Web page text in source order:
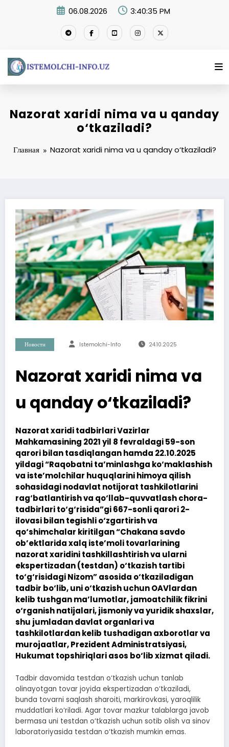
06.08.2026 3:40:36 PM
Nazorat xaridi nima va u qanday
o‘tkaziladi?
Главная Nazorat xaridi nima va u qanday o‘tkaziladi?
Новости Istemolchi-Info 24.10.2025
Nazorat xaridi nima va
u qanday o‘tkaziladi?
Nazorat xaridi tadbirlari Vazirlar
Mahkamasining 2021 yil 8 fevraldagi 59-son
qarori bilan tasdiqlangan hamda 22.10.2025
yildagi “Raqobatni ta’minlashga ko‘maklashish
va iste’molchilar huquqlarini himoya qilish
sohasidagi nodavlat notijorat tashkilotlarini
rag‘batlantirish va qo‘llab-quvvatlash chora-
tadbirlari to‘g‘risida”gi 667-sonli qarori 2-
ilovasi bilan tegishli o‘zgartirish va
qo‘shimchalar kiritilgan “Chakana savdo
ob’ektlarida xalq iste’moli tovarlarining
nazorat xaridini tashkillashtirish va ularni
ekspertizadan (testdan) o‘tkazish tartibi
to‘g‘risidagi Nizom” asosida o‘tkaziladigan
tadbir bo‘lib, uni o‘tkazish uchun OAVlardan
kelib tushgan ma’lumotlar, jamoatchilik fikrini
o‘rganish natijalari, jismoniy va yuridik shaxslar,
shu jumladan davlat organlari va
tashkilotlardan kelib tushadigan axborotlar va
murojaatlar, Prezident Administratsiyasi,
Hukumat topshiriqlari asos bo‘lib xizmat qiladi.
Tadbir davomida testdan o‘tkazish uchun tanlab
olinayotgan tovar joyida ekspertizadan o‘tkaziladi,
bunda tovarni saqlash sharoiti, markirovkasi, yaroqlilik
muddatlari ko‘riladi. Agar tovar mazkur talablarga javob
bermasa uni testdan o‘tkazish uchun sotib olish va sinov
laboratoriyasida testdan o‘tkazish mumkin emas.